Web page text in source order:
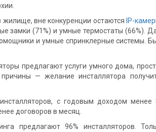
жилище, вне конкуренции остаются IP-
замки (71%) и умные термостаты (66%).
и умные спринклерные системы.
предлагают услуги умного дома,
— желание инсталлятора
с годовым доходом
договоров в месяц.
предлагают 96% инсталляторов.